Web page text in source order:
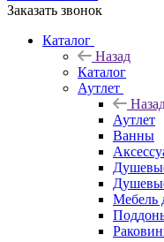
Заказать звонок
Каталог
Назад
Каталог
Аутлет
Аутлет
Ванны
Мебель